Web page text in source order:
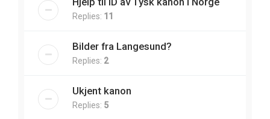
Replies: 11
Bilder fra Langesund?
Replies: 2
Ukjent kanon
Replies: 5